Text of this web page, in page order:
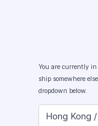
You are currently in
ship somewhere
dropdown below.